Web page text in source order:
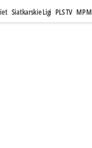
Siatkarskie Ligi PLS TV MP